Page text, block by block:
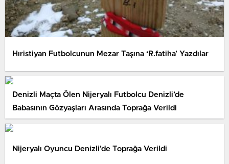
Hıristiyan Futbolcunun Mezar Taşına ‘R.fatiha’ Yazdılar
Denizli Maçta Ölen Nijeryalı Futbolcu Denizli’de
Babasının Gözyaşları Arasında Toprağa Verildi
Nijeryalı Oyuncu Denizli’de Toprağa Verildi